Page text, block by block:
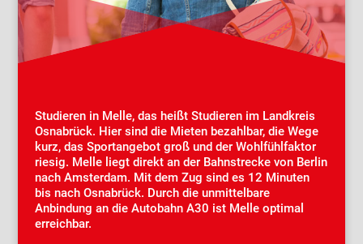
Studieren in Melle, das heißt Studieren im Landkreis
Osnabrück. Hier sind die Mieten bezahlbar, die Wege
kurz, das Sportangebot groß und der Wohlfühlfaktor
riesig. Melle liegt direkt an der Bahnstrecke von Berlin
nach Amsterdam. Mit dem Zug sind es 12 Minuten
bis nach Osnabrück. Durch die unmittelbare
Anbindung an die Autobahn A30 ist Melle optimal
erreichbar.